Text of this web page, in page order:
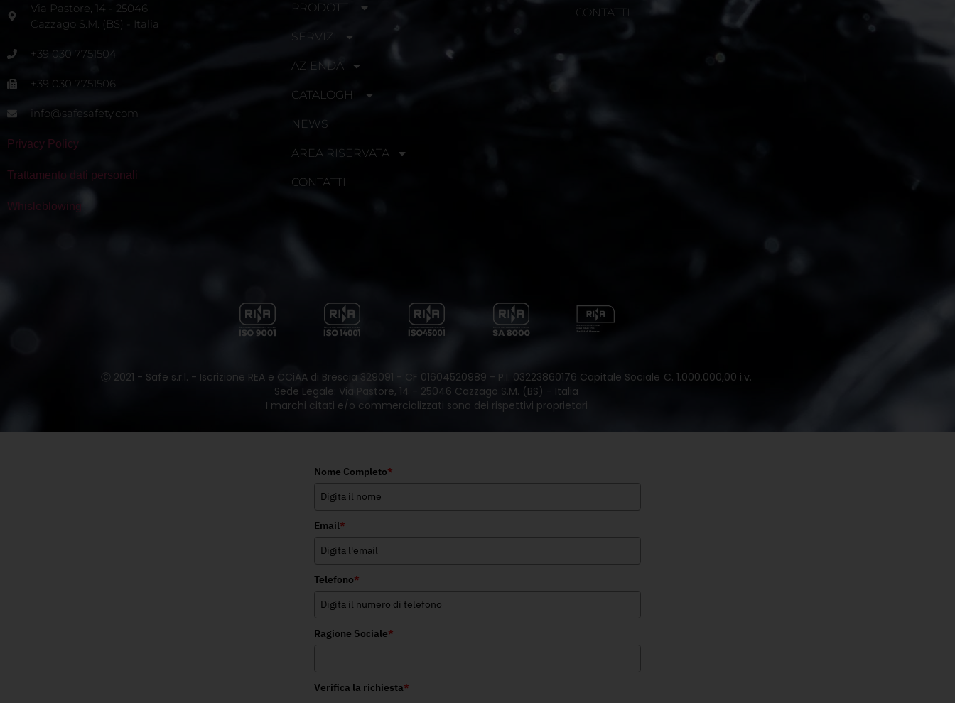
Via Pastore, 14 - 25046
Cazzago S.M. (BS) - Italia
+39 030 7751504
+39 030 7751506
info@safesafety.com
Privacy Policy
Trattamento dati personali
Whisleblowing
PRODOTTI
SERVIZI
AZIENDA
CATALOGHI
NEWS
AREA RISERVATA
CONTATTI
CONTATTI
Ⓒ 2021 - Safe s.r.l. - Iscrizione REA e CCiAA di Brescia 329091 - CF 01604520989 - P.I. 03223860176 Capitale Sociale €. 1.000.000,00 i.v.
Sede Legale: Via Pastore, 14 - 25046 Cazzago S.M. (BS) - Italia
I marchi citati e/o commercializzati sono dei rispettivi proprietari
Nome Completo*
Email*
Telefono*
Ragione Sociale*
Verifica la richiesta*